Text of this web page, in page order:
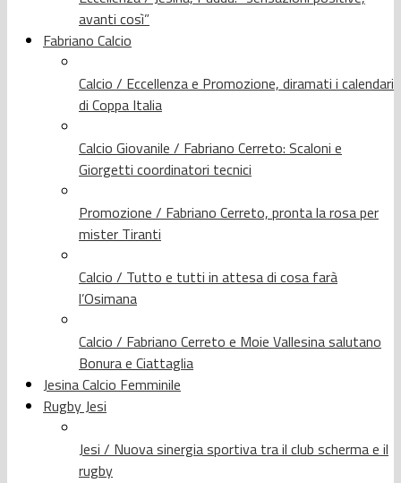
avanti così”
Fabriano Calcio
Calcio / Eccellenza e Promozione, diramati i calendari
di Coppa Italia
Calcio Giovanile / Fabriano Cerreto: Scaloni e
Giorgetti coordinatori tecnici
Promozione / Fabriano Cerreto, pronta la rosa per
mister Tiranti
Calcio / Tutto e tutti in attesa di cosa farà
l’Osimana
Calcio / Fabriano Cerreto e Moie Vallesina salutano
Bonura e Ciattaglia
Jesina Calcio Femminile
Rugby Jesi
Jesi / Nuova sinergia sportiva tra il club scherma e il
rugby